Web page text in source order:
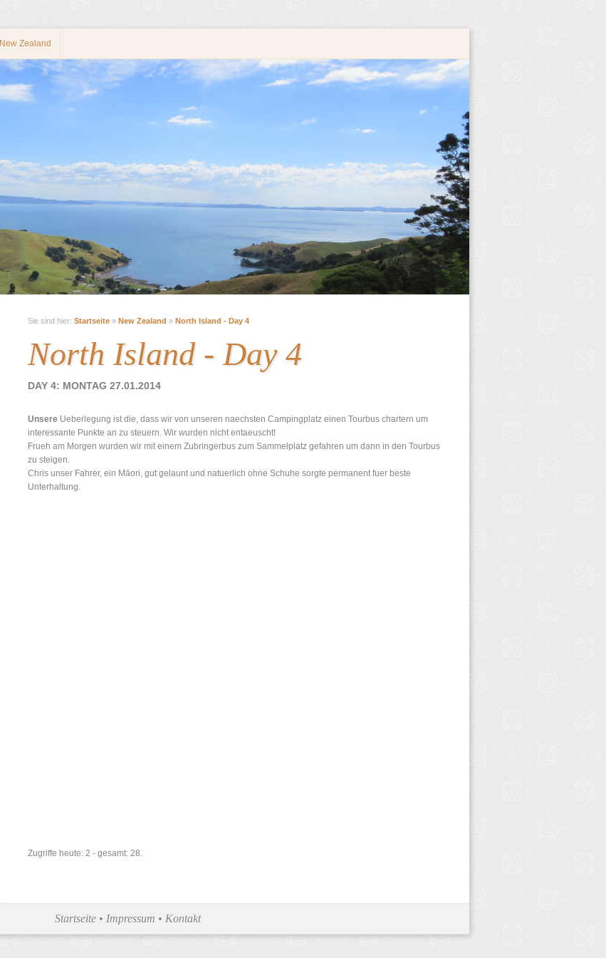
New Zealand
Sie sind hier: Startseite » New Zealand » North Island - Day 4
North Island - Day 4
DAY 4: MONTAG 27.01.2014
Unsere Ueberlegung ist die, dass wir von unseren naechsten Campingplatz einen Tourbus chartern um
interessante Punkte an zu steuern. Wir wurden nicht entaeuscht!
Frueh am Morgen wurden wir mit einem Zubringerbus zum Sammelplatz gefahren um dann in den Tourbus
zu steigen.
Chris unser Fahrer, ein Māori, gut gelaunt und natuerlich ohne Schuhe sorgte permanent fuer beste
Unterhaltung.
Zugriffe heute: 2 - gesamt: 28.
Startseite• Impressum • Kontakt